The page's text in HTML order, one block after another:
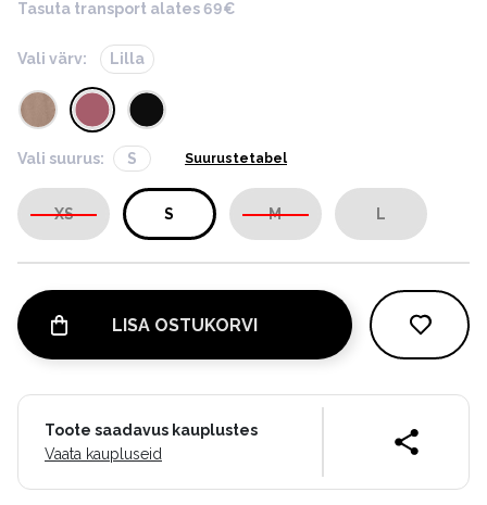
Tasuta transport alates 69€
Vali värv: Lilla
Vali suurus: S Suurustetabel
XS S M L
LISA OSTUKORVI
Toote saadavus kauplustes
Vaata kaupluseid